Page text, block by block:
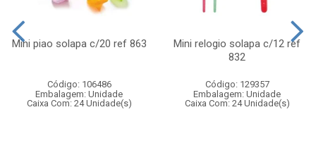
Mini piao solapa c/20 ref 863
Código: 106486
Embalagem: Unidade
Caixa Com: 24 Unidade(s)
Mini relogio solapa c/12 ref
832
Código: 129357
Embalagem: Unidade
Caixa Com: 24 Unidade(s)